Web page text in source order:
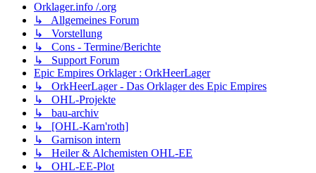
Orklager.info /.org
↳ Allgemeines Forum
↳ Vorstellung
↳ Cons - Termine/Berichte
↳ Support Forum
Epic Empires Orklager : OrkHeerLager
↳ OrkHeerLager - Das Orklager des Epic Empires
↳ OHL-Projekte
↳ bau-archiv
↳ [OHL-Karn'roth]
↳ Garnison intern
↳ Heiler & Alchemisten OHL-EE
↳ OHL-EE-Plot